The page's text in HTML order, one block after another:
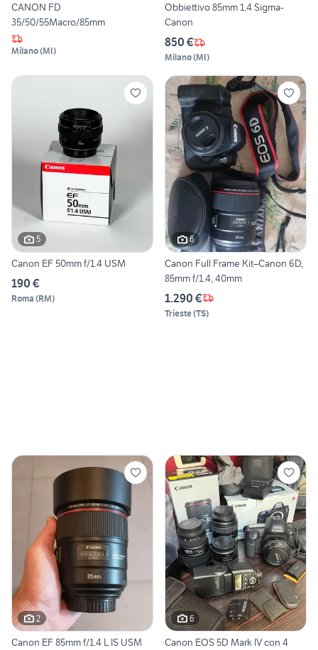
CANON FD
35/50/55Macro/85mm
Milano(MI)
Obbiettivo 85mm 1.4 Sigma-
Canon
850 €
Milano(MI)
5
Canon EF 50mm f/1.4 USM
190 €
Roma (RM)
6
Canon Full Frame Kit–Canon 6D,
85mm f/1.4, 40mm
1.290 €
Trieste(TS)
2
Canon EF 85mm f/1.4 L IS USM
6
Canon EOS 5D Mark IV con 4